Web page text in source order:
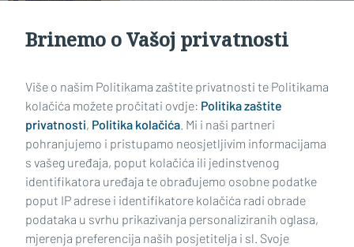
Brinemo o Vašoj privatnosti
Više o našim Politikama zaštite privatnosti te Politikama
kolačića možete pročitati ovdje: Politika zaštite
privatnosti, Politika kolačića. Mi i naši partneri
pohranjujemo i pristupamo neosjetljivim informacijama
s vašeg uređaja, poput kolačića ili jedinstvenog
identifikatora uređaja te obrađujemo osobne podatke
poput IP adrese i identifikatore kolačića radi obrade
podataka u svrhu prikazivanja personaliziranih oglasa,
mjerenja preferencija naših posjetitelja i sl. Svoje